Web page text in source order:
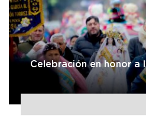
Celebración en honor a